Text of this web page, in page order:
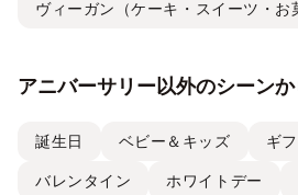
ヴィーガン（ケーキ・スイーツ・お
アニバーサリー以外のシーン
誕生日 ベビー＆キッズ ギ
バレンタイン ホワイトデー